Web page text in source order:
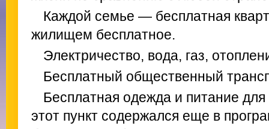
Каждой семье — бесплатная
жилищем бесплатное.
Электричество, вода, газ,
Бесплатный общественный
Бесплатная одежда и питание
этот пункт содержался еще в